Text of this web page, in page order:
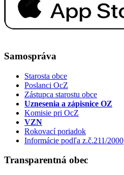
Samospráva
Starosta obce
Poslanci OcZ
Zástupca starostu obce
Uznesenia a zápisnice OZ
Komisie pri OcZ
VZN
Rokovací poriadok
Informácie podľa z.č.211/2000
Transparentná obec